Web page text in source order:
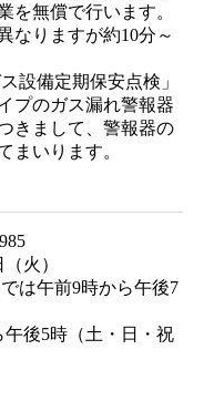
を無償で行います。
なりますが約10分～
設備定期保安点検」
プのガス漏れ警報器
きまして、警報器の
まいります。
火）
は午前9時から午後7
後5時（土・日・祝